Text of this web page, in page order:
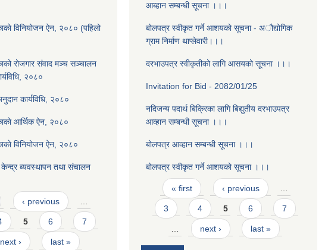
विनियोजन ऐन, २०८० (पहिलो
रोजगार संवाद मञ्च सञ्चालन
२०८०
कार्यविधि, २०८०
आर्थिक ऐन, २०८०
विनियोजन ऐन, २०८०
ब्यवस्थापन तथा संचालन
‹ previous
5 6 7
next › last »
आब्हान सम्बन्धी सूचना ।।।
बोलपत्र स्वीकृत गर्ने आशयको सूचना - अौद्योगिक
ग्राम निर्माण थाप्लेवारी।।।
दरभाउपत्र स्वीकृतीको लागि आसयको सूचना ।।।
Invitation for Bid - 2082/01/25
नदिजन्य पदार्थ बिक्रिका लागि बिद्युतीय दरभाउपत्र
आव्हान सम्बन्धी सूचना ।।।
बोलपत्र आव्हान सम्बन्धी सूचना ।।।
बोलपत्र स्वीकृत गर्ने आशयको सूचना ।।।
Pages
« first ‹ previous
3 4 5 6 7
next › last »